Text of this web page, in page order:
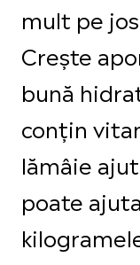
mult pe
Crește
bună
conțin
lămâie
poate